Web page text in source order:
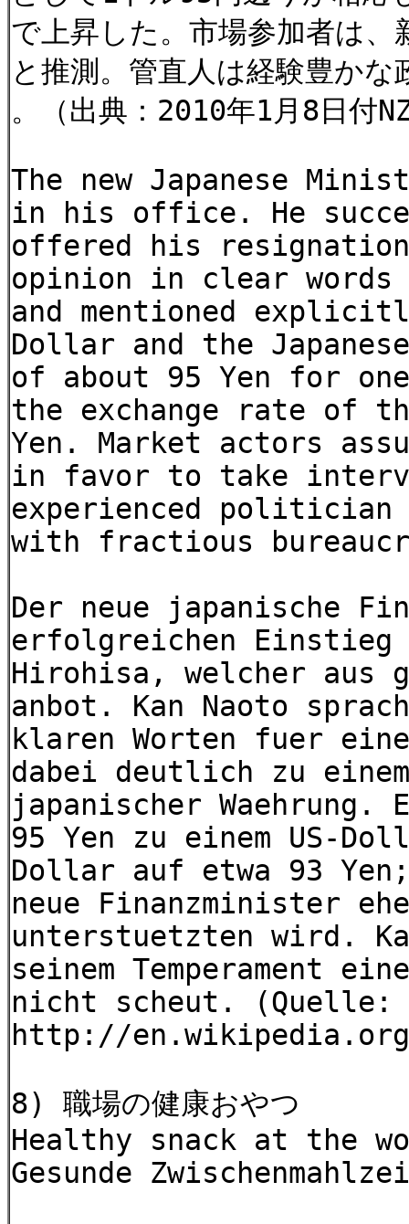
で上昇した。市場参加者は
と推測。管直人は経験豊か
。（出典：2010年1月8日付
The new Japanese
in his office. He
offered his resignation
opinion in clear
and mentioned
Dollar and the
of about 95 Yen for
the exchange rate of
Yen. Market actors
in favor to take
experienced
with fractious
Der neue japanische
erfolgreichen
Hirohisa, welcher aus
anbot. Kan Naoto
klaren Worten fuer
dabei deutlich zu
japanischer
95 Yen zu einem US-
Dollar auf etwa 93
neue Finanzminister
unterstuetzten wird.
seinem Temperament
nicht scheut. (Quelle:
http://
8) 職場の健康おやつ
Healthy snack at the
Gesunde